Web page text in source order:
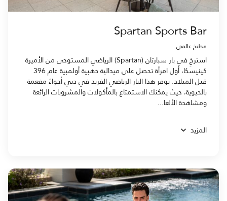
Spartan Sports Bar
مطبخ عالمي
استرخِ في بار سبارتان (Spartan) الرياضي المستوحى من الأميرة
كينيسكا، أول امرأة تحصل على ميدالية ذهبية أولمبية عام 396
قبل الميلاد. يوفر هذا البار الرياضي الفريد في دبي أجواءً مفعمة
بالحيوية، حيث يمكنك الاستمتاع بالمأكولات والمشروبات الرائعة
ومشاهدة الألعا...
المزيد